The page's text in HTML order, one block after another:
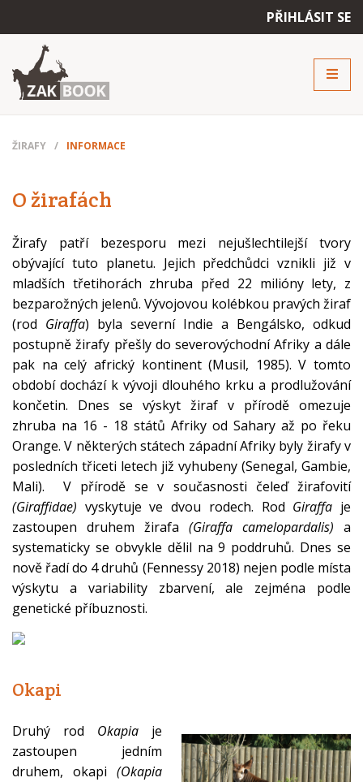
Přihlášení
Email
Heslo
Zapomenuté heslo
ZAVŘÍT PŘIHLÁSIT
PŘIHLÁSIT SE
ŽIRAFY INFORMACE
O žirafách
Žirafy patří bezesporu mezi nejušlechtilejší tvory
obývající tuto planetu. Jejich předchůdci vznikli již v
mladších třetihorách zhruba před 22 milióny lety, z
bezparožných jelenů. Vývojovou kolébkou pravých žiraf
(rod Giraffa) byla severní Indie a Bengálsko, odkud
postupně žirafy přešly do severovýchodní Afriky a dále
pak na celý africký kontinent (Musil, 1985). V tomto
období dochází k vývoji dlouhého krku a prodlužování
končetin. Dnes se výskyt žiraf v přírodě omezuje
zhruba na 16 - 18 států Afriky od Sahary až po řeku
Orange. V některých státech západní Afriky byly žirafy v
posledních třiceti letech již vyhubeny (Senegal, Gambie,
Mali). V přírodě se v současnosti čeleď žirafovití
(Giraffidae) vyskytuje ve dvou rodech. Rod Giraffa je
zastoupen druhem žirafa (Giraffa camelopardalis) a
systematicky se obvykle dělil na 9 poddruhů. Dnes se
nově řadí do 4 druhů (Fennessy 2018) nejen podle místa
výskytu a variability zbarvení, ale zejména podle
genetické příbuznosti.
Okapi
Druhý rod Okapia je
zastoupen jedním
druhem, okapi (Okapia